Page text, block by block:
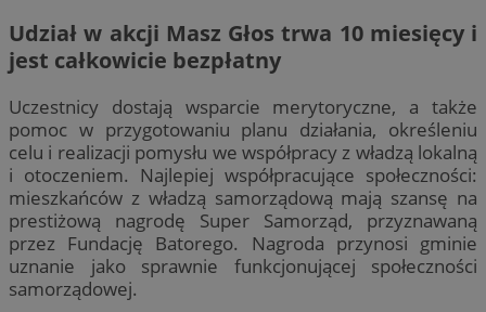
Udział w akcji Masz Głos trwa 10 miesięcy i
jest całkowicie bezpłatny
Uczestnicy dostają wsparcie merytoryczne, a także
pomoc w przygotowaniu planu działania, określeniu
celu i realizacji pomysłu we współpracy z władzą lokalną
i otoczeniem. Najlepiej współpracujące społeczności:
mieszkańców z władzą samorządową mają szansę na
prestiżową nagrodę Super Samorząd, przyznawaną
przez Fundację Batorego. Nagroda przynosi gminie
uznanie jako sprawnie funkcjonującej społeczności
samorządowej.